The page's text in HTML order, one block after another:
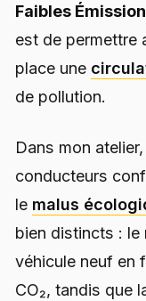
Faibles
est de permettre
place une
de pollution.
Dans mon
conducteurs
le malus
bien distincts : le
véhicule neuf en
CO₂, tandis que